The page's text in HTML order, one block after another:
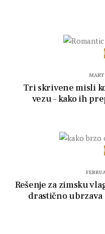
Tri skrivene misli
vezu – kako ih
Rešenje za zimsku
drastično ubrzava